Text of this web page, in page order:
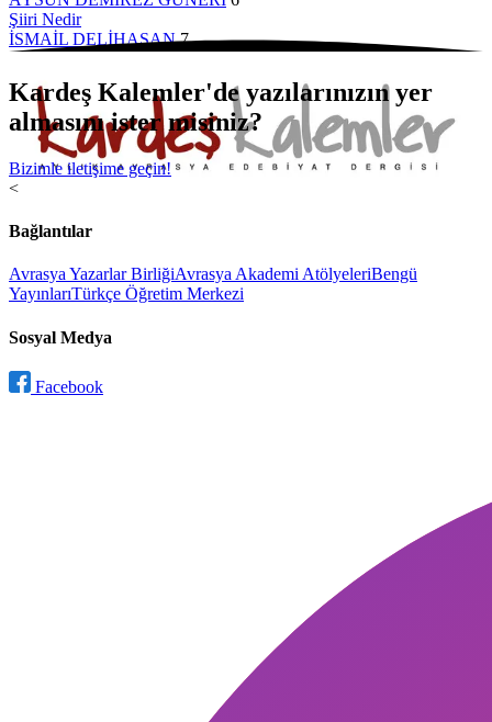
Şiiri Nedir
İSMAİL DELİHASAN 7
Kardeş Kalemler'de yazılarınızın yer
almasını ister misiniz?
Bizimle iletişime geçin!
<
Bağlantılar
Avrasya Yazarlar BirliğiAvrasya Akademi AtölyeleriBengü
YayınlarıTürkçe Öğretim Merkezi
Sosyal Medya
Facebook